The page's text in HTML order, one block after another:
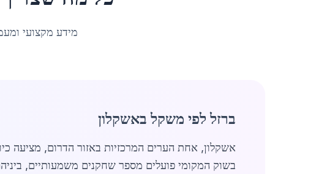
מידע מקצועי
ברזל לפי משקל באשקלון
אשקלון, אחת הערים המרכזיות באזור הדרום, מציעה